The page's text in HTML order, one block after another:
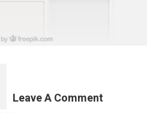
Leave A Comment